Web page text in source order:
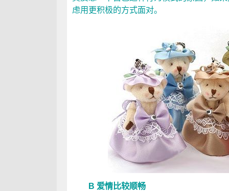
虑用更积极的方式面对。
B 爱情比较顺畅